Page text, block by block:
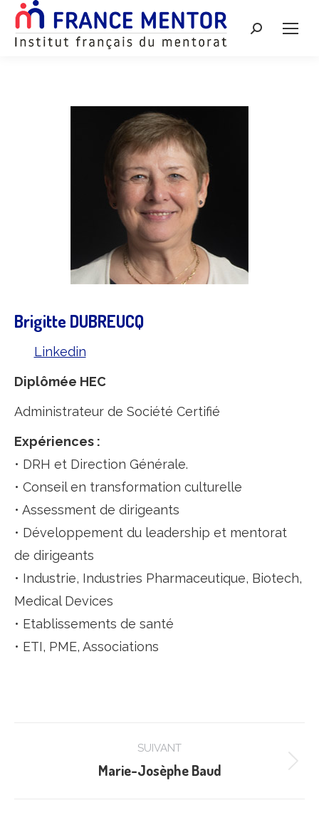
Recherche
Brigitte DUBREUCQ
Linkedin
Diplômée HEC
Administrateur de Société Certifié
Expériences :
• DRH et Direction Générale.
• Conseil en transformation culturelle
• Assessment de dirigeants
• Développement du leadership et mentorat
de dirigeants
• Industrie, Industries Pharmaceutique, Biotech,
Medical Devices
• Etablissements de santé
• ETI, PME, Associations
SUIVANT
Projets
Marie-Josèphe Baud